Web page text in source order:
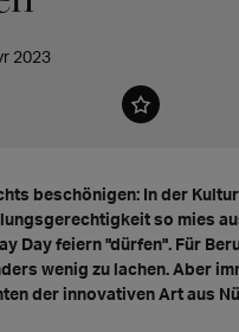
2023
beschönigen: In der
so mies
Day feiern "dürfen". Für
wenig zu lachen. Aber
der innovativen Art aus